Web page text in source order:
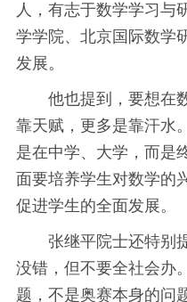
人，有志于数学学习与
学学院、北京国际数学
发展。
他也提到，要想在数
靠天赋，更多是靠汗水
是在中学、大学，而是
面要培养学生对数学的
促进学生的全面发展。
张继平院士还特别提
没错，但不要全社会办
题，不是奥赛本身的问